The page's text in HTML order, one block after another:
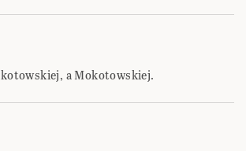
a Mokotowskiej.